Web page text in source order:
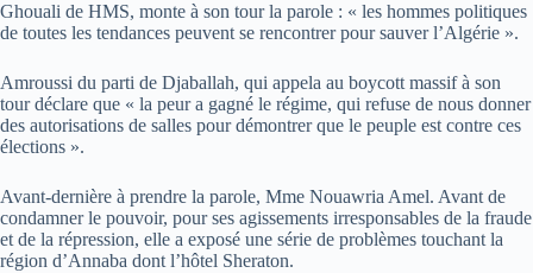
Ghouali de HMS, monte à son tour la parole : « les hommes politiques
de toutes les tendances peuvent se rencontrer pour sauver l’Algérie ».
Amroussi du parti de Djaballah, qui appela au boycott massif à son
tour déclare que « la peur a gagné le régime, qui refuse de nous donner
des autorisations de salles pour démontrer que le peuple est contre ces
élections ».
Avant-dernière à prendre la parole, Mme Nouawria Amel. Avant de
condamner le pouvoir, pour ses agissements irresponsables de la fraude
et de la répression, elle a exposé une série de problèmes touchant la
région d’Annaba dont l’hôtel Sheraton.